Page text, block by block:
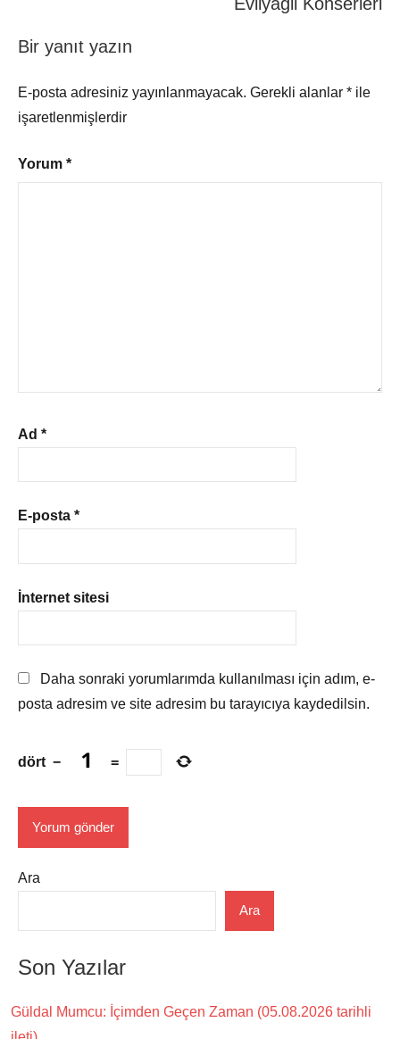
Bir yanıt yazın
E-posta adresiniz yayınlanmayacak. Gerekli alanlar * ile
işaretlenmişlerdir
Yorum *
Ad *
E-posta *
İnternet sitesi
Daha sonraki yorumlarımda kullanılması için adım, e-
posta adresim ve site adresim bu tarayıcıya kaydedilsin.
dört − =
Ara
Ara
Son Yazılar
Güldal Mumcu: İçimden Geçen Zaman (05.08.2026 tarihli